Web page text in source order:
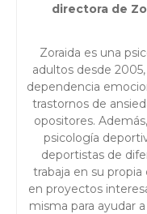
directora de
Zoraida es una
adultos desde
dependencia
trastornos de
opositores.
psicología
deportistas de
trabaja en su propia
en proyectos
misma para ayudar